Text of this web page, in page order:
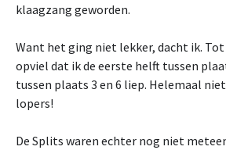
klaagzang geworden.
Want het ging niet lekker, dacht ik. Tot
opviel dat ik de eerste helft tussen
tussen plaats 3 en 6 liep. Helemaal
lopers!
De Splits waren echter nog niet